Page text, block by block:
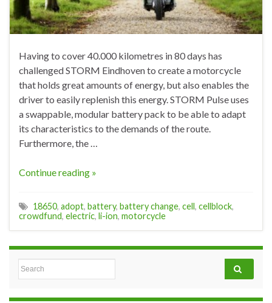
Having to cover 40.000 kilometres in 80 days has
challenged STORM Eindhoven to create a motorcycle
that holds great amounts of energy, but also enables the
driver to easily replenish this energy. STORM Pulse uses
a swappable, modular battery pack to be able to adapt
its characteristics to the demands of the route.
Furthermore, the …
Continue reading »
18650, adopt, battery, battery change, cell, cellblock,
crowdfund, electric, li-ion, motorcycle
Search for: